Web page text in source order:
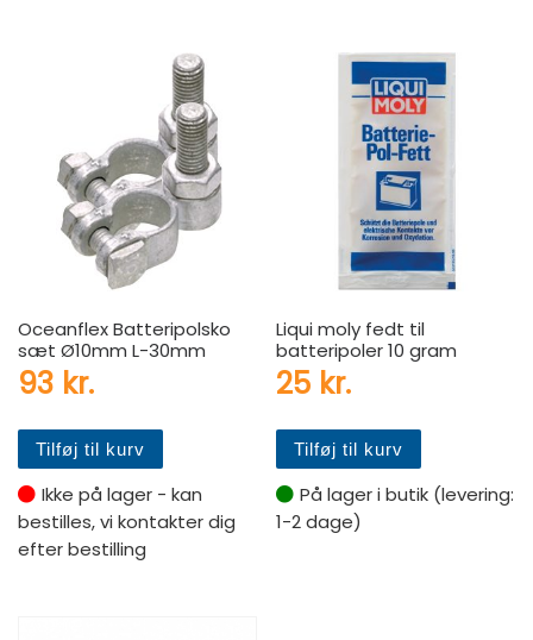
Oceanflex Batteripolsko
sæt Ø10mm L-30mm
93 kr.
Tilføj til kurv
Ikke på lager - kan
bestilles, vi kontakter dig
efter bestilling
Liqui moly fedt til
batteripoler 10 gram
25 kr.
Tilføj til kurv
På lager i butik (levering:
1-2 dage)